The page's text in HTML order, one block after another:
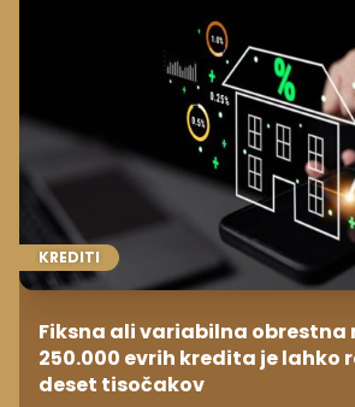
je v zgodnji fazi pogosto še
rešitev in se izogniti še hujši
KREDITI
Fiksna ali variabilna obrestna
250.000 evrih kredita je lahko
deset tisočakov